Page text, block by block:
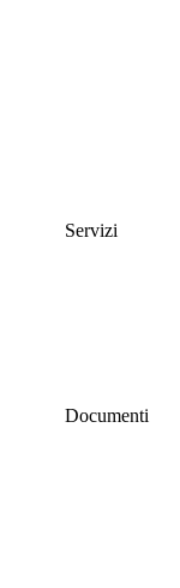
Servizi
Documenti